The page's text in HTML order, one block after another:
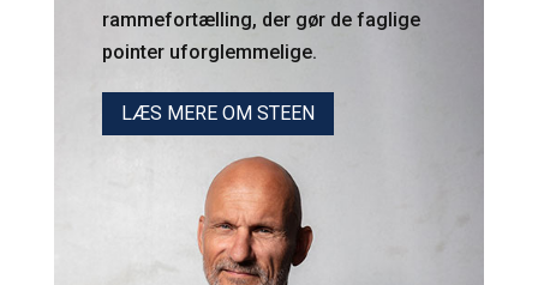
rammefortælling, der gør de faglige
pointer uforglemmelige.
LÆS MERE OM STEEN